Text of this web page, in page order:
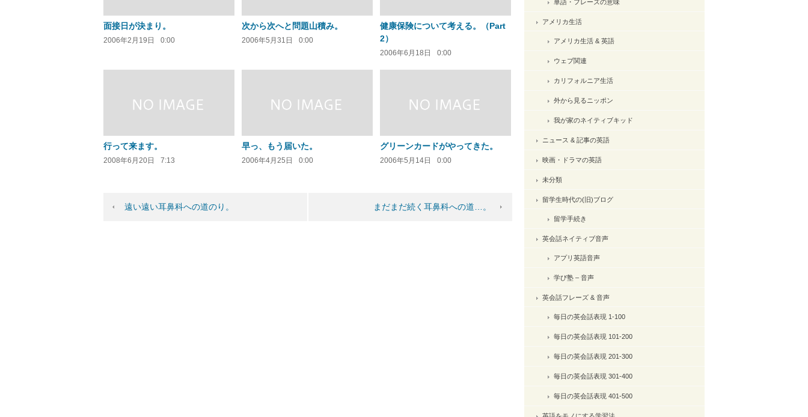
面接日が決まり。
2006年2月19日 0:00
次から次へと問題山積み。
2006年5月31日 0:00
健康保険について考える。（Part
2）
2006年6月18日 0:00
行って来ます。
2008年6月20日 7:13
早っ、もう届いた。
2006年4月25日 0:00
グリーンカードがやってきた。
2006年5月14日 0:00
遠い遠い耳鼻科への道のり。 まだまだ続く耳鼻科への道…。
単語・フレーズの意味
アメリカ生活
アメリカ生活 & 英語
ウェブ関連
カリフォルニア生活
外から見るニッポン
我が家のネイティブキッド
ニュース & 記事の英語
映画・ドラマの英語
未分類
留学生時代の(旧)ブログ
留学手続き
英会話ネイティブ音声
アプリ英語音声
学び塾 – 音声
英会話フレーズ & 音声
毎日の英会話表現 1-100
毎日の英会話表現 101-200
毎日の英会話表現 201-300
毎日の英会話表現 301-400
毎日の英会話表現 401-500